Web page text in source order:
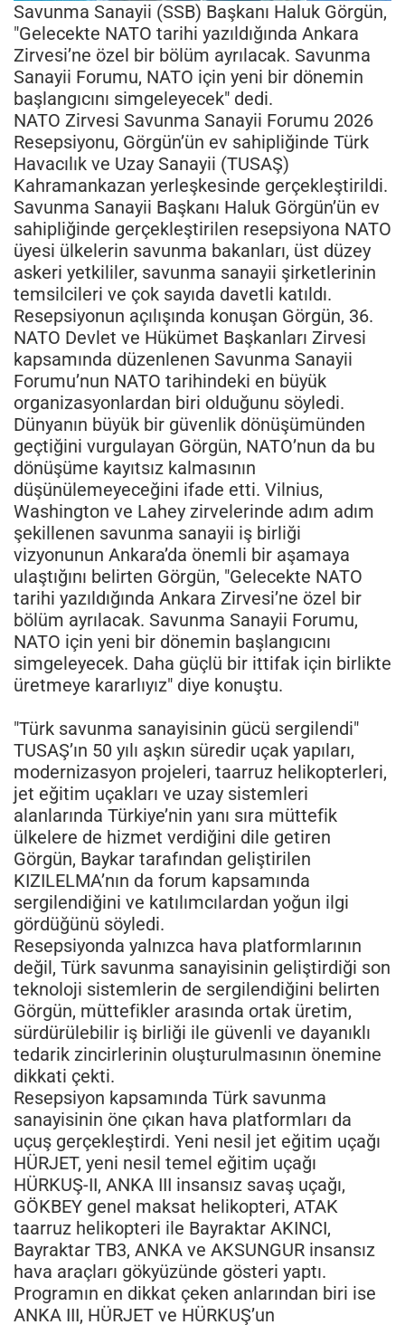
Savunma Sanayii (SSB) Başkanı Haluk Görgün,
"Gelecekte NATO tarihi yazıldığında Ankara
Zirvesi’ne özel bir bölüm ayrılacak. Savunma
Sanayii Forumu, NATO için yeni bir dönemin
başlangıcını simgeleyecek" dedi.
NATO Zirvesi Savunma Sanayii Forumu 2026
Resepsiyonu, Görgün’ün ev sahipliğinde Türk
Havacılık ve Uzay Sanayii (TUSAŞ)
Kahramankazan yerleşkesinde gerçekleştirildi.
Savunma Sanayii Başkanı Haluk Görgün’ün ev
sahipliğinde gerçekleştirilen resepsiyona NATO
üyesi ülkelerin savunma bakanları, üst düzey
askeri yetkililer, savunma sanayii şirketlerinin
temsilcileri ve çok sayıda davetli katıldı.
Resepsiyonun açılışında konuşan Görgün, 36.
NATO Devlet ve Hükümet Başkanları Zirvesi
kapsamında düzenlenen Savunma Sanayii
Forumu’nun NATO tarihindeki en büyük
organizasyonlardan biri olduğunu söyledi.
Dünyanın büyük bir güvenlik dönüşümünden
geçtiğini vurgulayan Görgün, NATO’nun da bu
dönüşüme kayıtsız kalmasının
düşünülemeyeceğini ifade etti. Vilnius,
Washington ve Lahey zirvelerinde adım adım
şekillenen savunma sanayii iş birliği
vizyonunun Ankara’da önemli bir aşamaya
ulaştığını belirten Görgün, "Gelecekte NATO
tarihi yazıldığında Ankara Zirvesi’ne özel bir
bölüm ayrılacak. Savunma Sanayii Forumu,
NATO için yeni bir dönemin başlangıcını
simgeleyecek. Daha güçlü bir ittifak için birlikte
üretmeye kararlıyız" diye konuştu.
"Türk savunma sanayisinin gücü sergilendi"
TUSAŞ’ın 50 yılı aşkın süredir uçak yapıları,
modernizasyon projeleri, taarruz helikopterleri,
jet eğitim uçakları ve uzay sistemleri
alanlarında Türkiye’nin yanı sıra müttefik
ülkelere de hizmet verdiğini dile getiren
Görgün, Baykar tarafından geliştirilen
KIZILELMA’nın da forum kapsamında
sergilendiğini ve katılımcılardan yoğun ilgi
gördüğünü söyledi.
Resepsiyonda yalnızca hava platformlarının
değil, Türk savunma sanayisinin geliştirdiği son
teknoloji sistemlerin de sergilendiğini belirten
Görgün, müttefikler arasında ortak üretim,
sürdürülebilir iş birliği ile güvenli ve dayanıklı
tedarik zincirlerinin oluşturulmasının önemine
dikkati çekti.
Resepsiyon kapsamında Türk savunma
sanayisinin öne çıkan hava platformları da
uçuş gerçekleştirdi. Yeni nesil jet eğitim uçağı
HÜRJET, yeni nesil temel eğitim uçağı
HÜRKUŞ-II, ANKA III insansız savaş uçağı,
GÖKBEY genel maksat helikopteri, ATAK
taarruz helikopteri ile Bayraktar AKINCI,
Bayraktar TB3, ANKA ve AKSUNGUR insansız
hava araçları gökyüzünde gösteri yaptı.
Programın en dikkat çeken anlarından biri ise
ANKA III, HÜRJET ve HÜRKUŞ’un